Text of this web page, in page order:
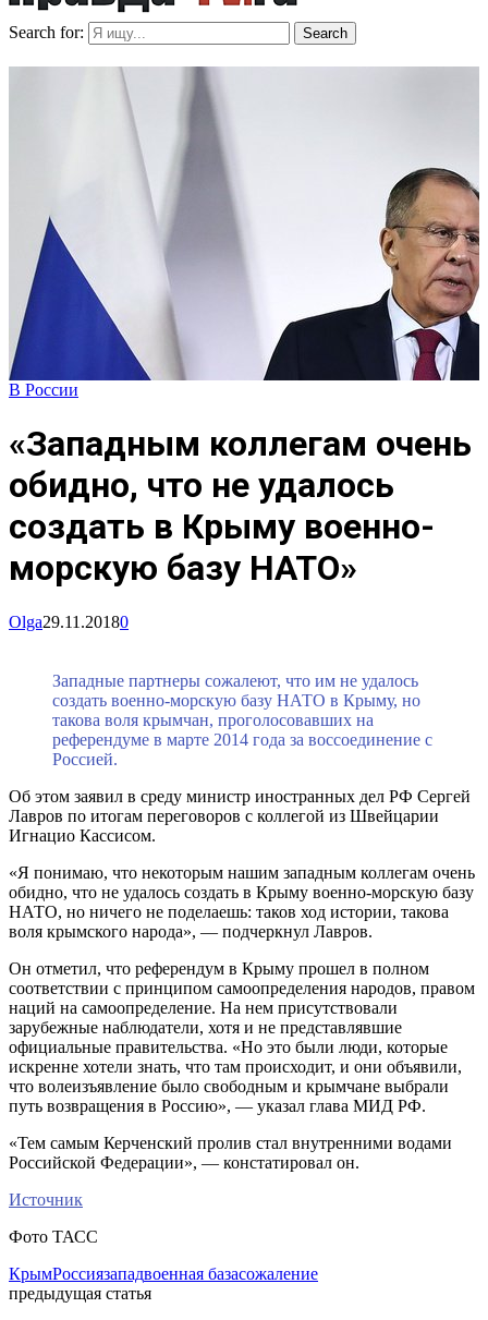
Search for: Search
В России
«Западным коллегам очень
обидно, что не удалось
создать в Крыму военно-
морскую базу НАТО»
Olga29.11.20180
Западные партнеры сожалеют, что им не удалось
создать военно-морскую базу НАТО в Крыму, но
такова воля крымчан, проголосовавших на
референдуме в марте 2014 года за воссоединение с
Россией.
Об этом заявил в среду министр иностранных дел РФ Сергей
Лавров по итогам переговоров с коллегой из Швейцарии
Игнацио Кассисом.
«Я понимаю, что некоторым нашим западным коллегам очень
обидно, что не удалось создать в Крыму военно-морскую базу
НАТО, но ничего не поделаешь: таков ход истории, такова
воля крымского народа», — подчеркнул Лавров.
Он отметил, что референдум в Крыму прошел в полном
соответствии с принципом самоопределения народов, правом
наций на самоопределение. На нем присутствовали
зарубежные наблюдатели, хотя и не представлявшие
официальные правительства. «Но это были люди, которые
искренне хотели знать, что там происходит, и они объявили,
что волеизъявление было свободным и крымчане выбрали
путь возвращения в Россию», — указал глава МИД РФ.
«Тем самым Керченский пролив стал внутренними водами
Российской Федерации», — констатировал он.
Источник
Фото ТАСС
КрымРоссиязападвоенная базасожаление
предыдущая статья